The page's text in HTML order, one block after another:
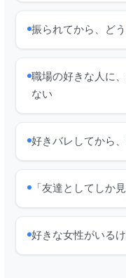
振られてから、ど
職場の好きな人に
ない
好きバレしてから
「友達としてしか
好きな女性がいる